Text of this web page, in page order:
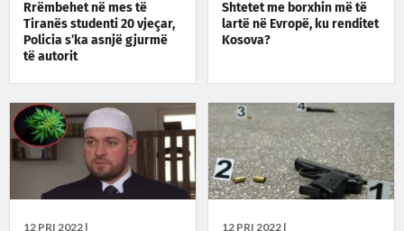
Shtetet me borxhin më të
lartë në Evropë, ku renditet
Kosova?
Rrëmbehet në mes të
Tiranës studenti 20 vjeçar,
Policia s’ka asnjë gjurmë
të autorit
12 PRI 2022 |
12 PRI 2022 |